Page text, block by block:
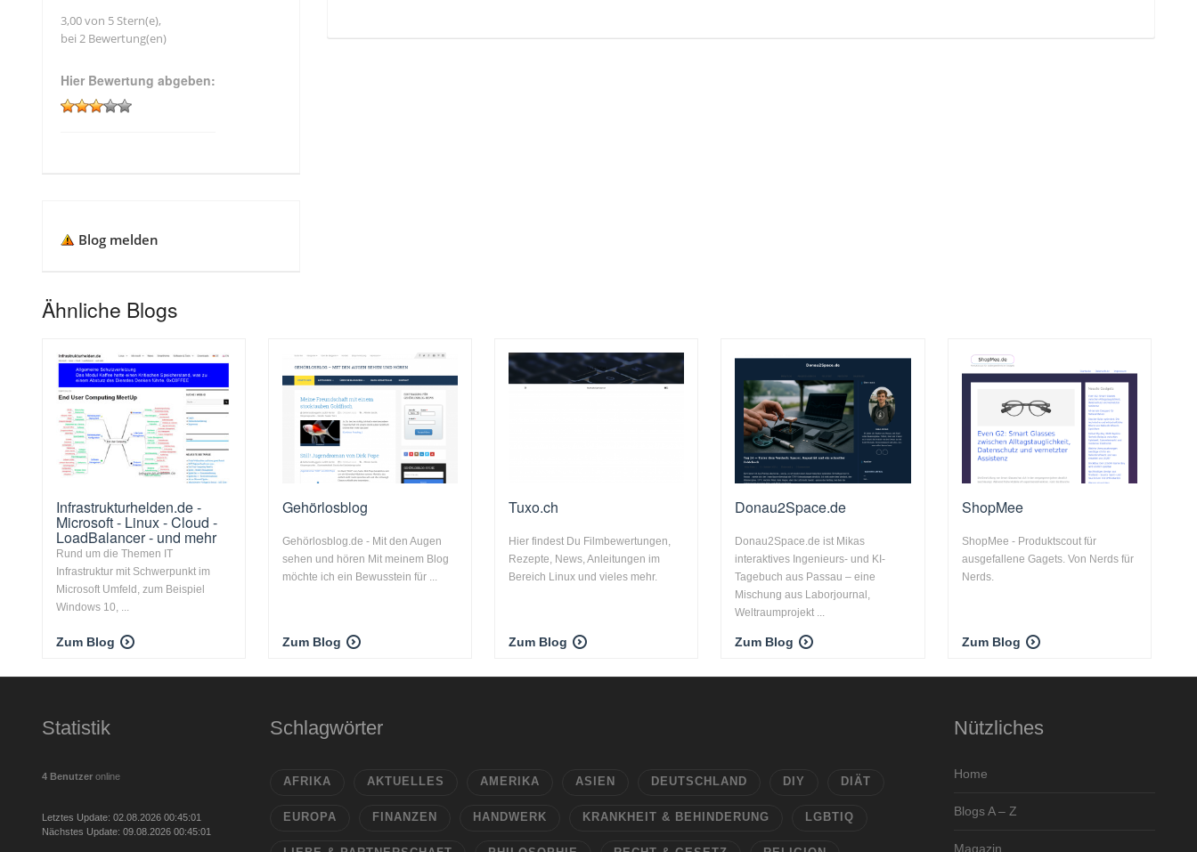
3,00 von 5 Stern(e),
bei 2 Bewertung(en)
Hier Bewertung abgeben:
Blog melden
Ähnliche Blogs
Infrastrukturhelden.de -
Microsoft - Linux - Cloud -
LoadBalancer - und mehr
Rund um die Themen IT
Infrastruktur mit Schwerpunkt im
Microsoft Umfeld, zum Beispiel
Windows 10, ...
Zum Blog
Gehörlosblog
Gehörlosblog.de - Mit den Augen
sehen und hören Mit meinem Blog
möchte ich ein Bewusstein für ...
Zum Blog
Tuxo.ch
Hier findest Du Filmbewertungen,
Rezepte, News, Anleitungen im
Bereich Linux und vieles mehr.
Zum Blog
Donau2Space.de
Donau2Space.de ist Mikas
interaktives Ingenieurs- und KI-
Tagebuch aus Passau – eine
Mischung aus Laborjournal,
Weltraumprojekt ...
Zum Blog
ShopMee
ShopMee - Produktscout für
ausgefallene Gagets. Von Nerds für
Nerds.
Zum Blog
Statistik
4 Benutzer online
Letztes Update: 02.08.2026 00:45:01
Nächstes Update: 09.08.2026 00:45:01
Schlagwörter
AFRIKA AKTUELLES AMERIKA ASIEN DEUTSCHLAND DIY DIÄT
EUROPA FINANZEN HANDWERK KRANKHEIT & BEHINDERUNG LGBTIQ
Nützliches
Home
Blogs A – Z
Magazin